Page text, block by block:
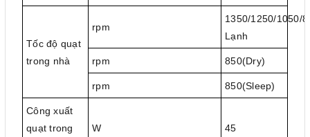
Tốc độ quạt
trong nhà
rpm
1350/1250/1050/
Lạnh
rpm 850(Dry)
rpm 850(Sleep)
Công xuất
quạt trong
W 45